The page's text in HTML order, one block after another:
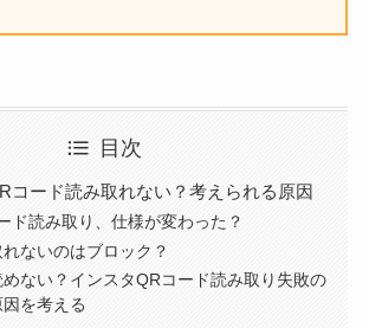
目次
コード読み取れない？考えられる原因
ド読み取り、仕様が変わった？
ないのはブロック？
ない？インスタQRコード読み取り失敗の
を考える